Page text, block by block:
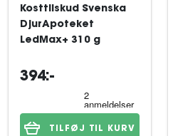
Kosttilskud Svenska
DjurApoteket
LedMax+ 310 g
394:-
TILFØJ TIL KURV